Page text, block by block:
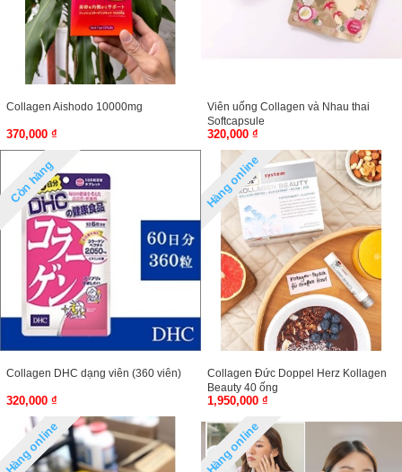
Collagen Aishodo 10000mg
370,000 ₫
Viên uống Collagen và Nhau thai
Softcapsule
320,000 ₫
Còn hàng
Collagen DHC dạng viên (360 viên)
320,000 ₫
Hàng online
Collagen Đức Doppel Herz Kollagen
Beauty 40 ống
1,950,000 ₫
Hàng online Hàng online